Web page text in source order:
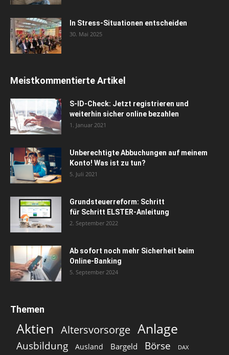
In Stress-Situationen entscheiden
30. Mai 2025
Meistkommentierte Artikel
S-ID-Check: Jetzt registrieren und
weiterhin sicher online bezahlen
1. Januar 2021
Unberechtigte Abbuchungen auf meinem
Konto! Was ist zu tun?
5. Juli 2021
Grundsteuerreform: Schritt
für Schritt ELSTER-Anleitung
2. September 2022
Ab sofort noch mehr Sicherheit beim
Online-Banking
5. September 2024
Themen
Aktien Altersvorsorge Anlage
Ausbildung Ausland Bargeld Börse DAX